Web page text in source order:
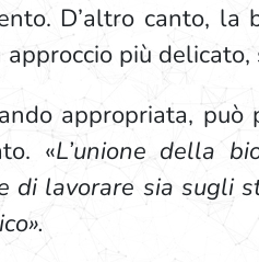
D’altro canto,
più
appropriata,
«L’unione della
di lavorare sia sugli